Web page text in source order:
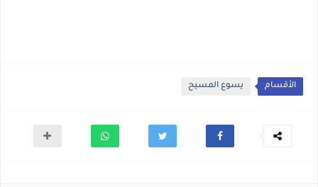
الأقسام يسوع المسيح